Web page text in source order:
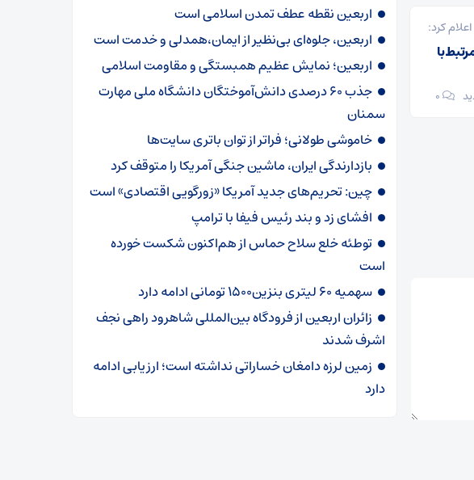
کرد:
با
۰
اربعین نقطه عطف تمدن اسلامی است
اربعین، جلوه‌ای بی‌نظیر از ایمان،همدلی و خدمت است
اربعین؛ نمایش عظیم همبستگی و مقاومت اسلامی
جذب ۶۰ درصدی دانش‌آموختگان دانشگاه ملی مهارت
سمنان
خاموشی طولانی؛ فراتر از توان باتری سایت‌ها
بازدارندگی ایران، ماشین جنگی آمریکا را متوقف کرد
چین: تحریم‌های جدید آمریکا «زورگویی اقتصادی» است
افشای زد و بند رئیس فیفا با ترامپ
توطئه خلع سلاح حماس از هم‌اکنون شکست خورده
است
سهمیه ۶۰ لیتری بنزین۱۵۰۰ تومانی ادامه دارد
زائران اربعین از فرودگاه بین‌المللی شاهرود راهی نجف
اشرف شدند
زمین لرزه دامغان خساراتی نداشته است؛ ارزیابی ادامه
دارد